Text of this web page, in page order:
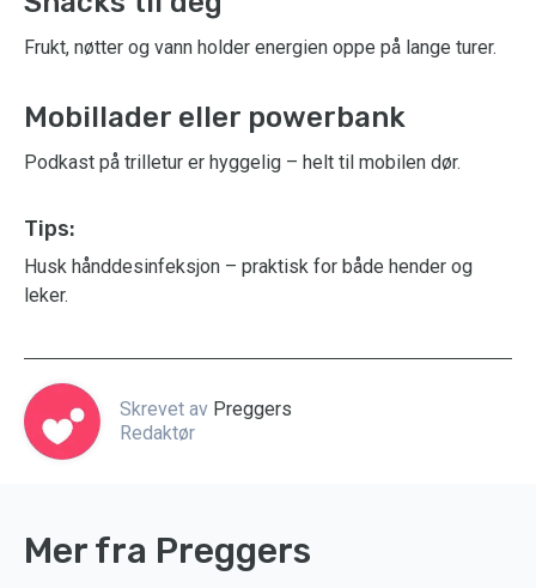
Frukt, nøtter og vann holder energien oppe på lange turer.
Mobillader eller powerbank
Podkast på trilletur er hyggelig – helt til mobilen dør.
Tips:
Husk hånddesinfeksjon – praktisk for både hender og
leker.
Skrevet av Preggers
Redaktør
Mer fra Preggers